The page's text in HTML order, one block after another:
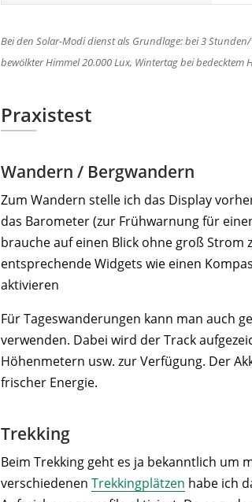
Bei den Solar-Modi dienst als Grundlage: bei 3
bewölkter Himmel 20.000 Lux, Wintertag bei bedecktem
Praxistest
Wandern / Bergwandern
Zum Wandern stelle ich das Display
das Barometer (zur Frühwarnung für
brauche auf einen Blick ohne groß Strom
entsprechende Widgets wie einen
aktivieren
Für Tageswanderungen kann man auch
verwenden. Dabei wird der Track
Höhenmetern usw. zur Verfügung. Der
frischer Energie.
Trekking
Beim Trekking geht es ja bekanntlich um
verschiedenen Trekkingplätzen habe ich